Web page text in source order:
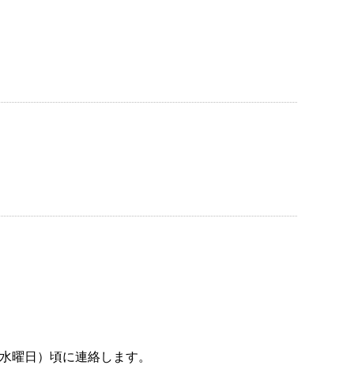
曜日）頃に連絡します。